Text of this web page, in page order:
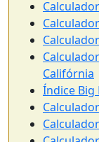
Califórnia
Índice Big